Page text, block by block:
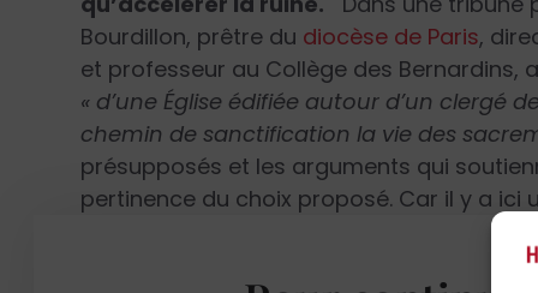
Bourdillon, prêtre du diocèse de Paris,
et professeur au Collège des Bernardins,
« d’une Église édifiée autour d’un clergé
chemin de sanctification la vie des
présupposés et les arguments qui
pertinence du choix proposé. Car il y a
(ordre théorique) et des décisions à
« est acquis que ce modèle n’a plus